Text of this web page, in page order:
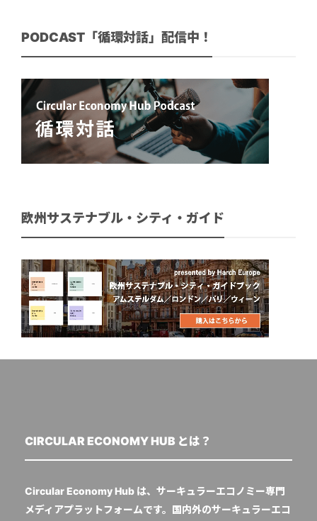
PODCAST「循環対話」配信中！
欧州サステナブル・シティ・ガイド
CIRCULAR ECONOMY HUB とは？
Circular Economy Hub は、サーキュラーエコノミー専門
メディアプラットフォームです。国内外のサーキュラーエコ